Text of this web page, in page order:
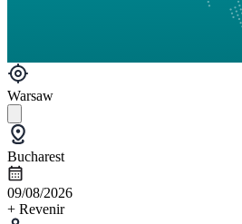
Warsaw
Bucharest
09/08/2026
+ Revenir